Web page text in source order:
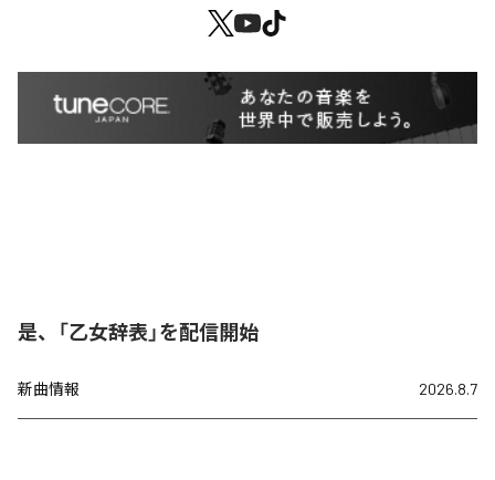
是、「乙女辞表」を配信開始
新曲情報 2026.8.7